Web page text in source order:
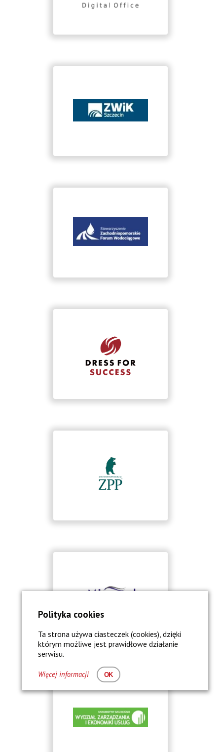
Polityka cookies
Ta strona używa ciasteczek (cookies), dzięki
którym możliwe jest prawidłowe działanie
serwisu.
Więcej informacji OK